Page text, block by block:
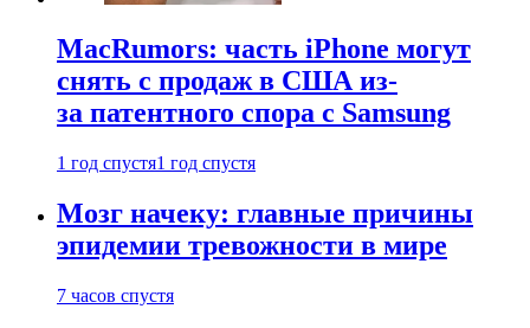
MacRumors: часть iPhone могут
снять с продаж в США из-
за патентного спора с Samsung
1 год спустя1 год спустя
Мозг начеку: главные причины
эпидемии тревожности в мире
7 часов спустя